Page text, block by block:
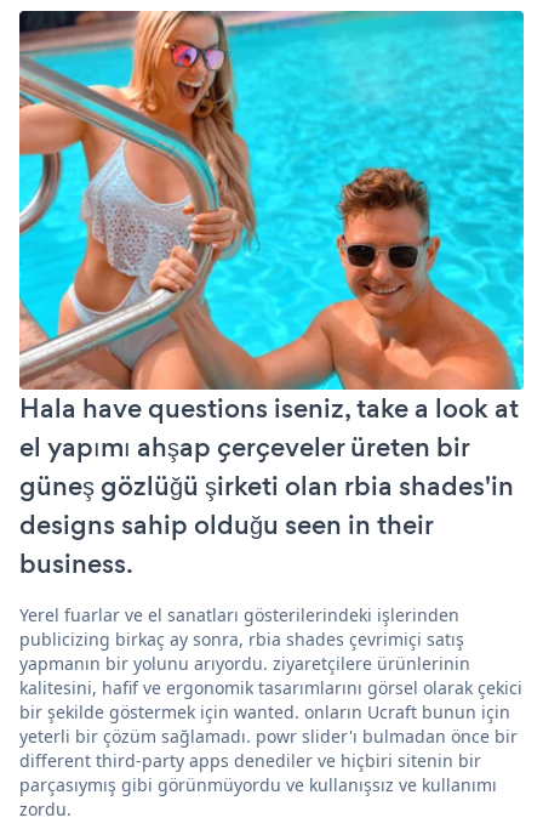
Hala have questions iseniz, take a look at
el yapımı ahşap çerçeveler üreten bir
güneş gözlüğü şirketi olan rbia shades'in
designs sahip olduğu seen in their
business.
Yerel fuarlar ve el sanatları gösterilerindeki işlerinden
publicizing birkaç ay sonra, rbia shades çevrimiçi satış
yapmanın bir yolunu arıyordu. ziyaretçilere ürünlerinin
kalitesini, hafif ve ergonomik tasarımlarını görsel olarak çekici
bir şekilde göstermek için wanted. onların Ucraft bunun için
yeterli bir çözüm sağlamadı. powr slider'ı bulmadan önce bir
different third-party apps denediler ve hiçbiri sitenin bir
parçasıymış gibi görünmüyordu ve kullanışsız ve kullanımı
zordu.